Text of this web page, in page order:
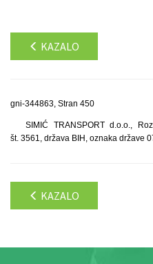
KAZALO
gni-344863, Stran 450
SIMIĆ TRANSPORT d.o.o.,
št. 3561, država BIH, oznaka države
KAZALO